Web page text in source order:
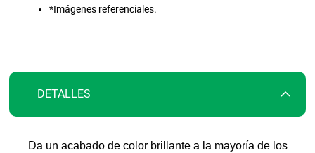
*Imágenes referenciales.
DETALLES
Da un acabado de color brillante a la mayoría de los